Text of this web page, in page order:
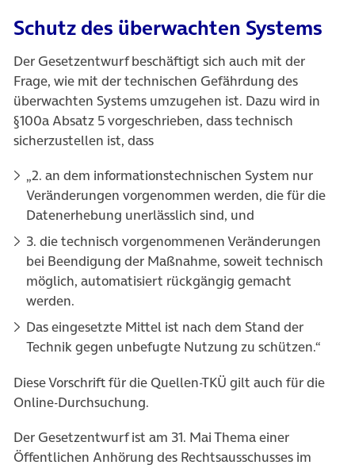
Schutz des überwachten Systems
Der Gesetzentwurf beschäftigt sich auch mit der
Frage, wie mit der technischen Gefährdung des
überwachten Systems umzugehen ist. Dazu wird in
§100a Absatz 5 vorgeschrieben, dass technisch
sicherzustellen ist, dass
„2. an dem informationstechnischen System nur
Veränderungen vorgenommen werden, die für die
Datenerhebung unerlässlich sind, und
3. die technisch vorgenommenen Veränderungen
bei Beendigung der Maßnahme, soweit technisch
möglich, automatisiert rückgängig gemacht
werden.
Das eingesetzte Mittel ist nach dem Stand der
Technik gegen unbefugte Nutzung zu schützen.“
Diese Vorschrift für die Quellen-TKÜ gilt auch für die
Online-Durchsuchung.
Der Gesetzentwurf ist am 31. Mai Thema einer
Öffentlichen Anhörung des Rechtsausschusses im